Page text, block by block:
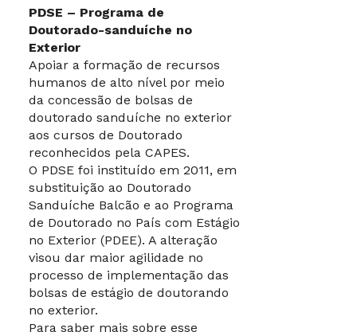
PDSE – Programa de
Doutorado-sanduíche no
Exterior
Apoiar a formação de recursos
humanos de alto nível por meio
da concessão de bolsas de
doutorado sanduíche no exterior
aos cursos de Doutorado
reconhecidos pela CAPES.
O PDSE foi instituído em 2011, em
substituição ao Doutorado
Sanduíche Balcão e ao Programa
de Doutorado no País com Estágio
no Exterior (PDEE). A alteração
visou dar maior agilidade no
processo de implementação das
bolsas de estágio de doutorando
no exterior.
Para saber mais sobre esse